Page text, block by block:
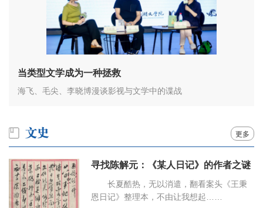
当类型文学成为一种拯救
海飞、毛尖、李晓博漫谈影视与文学中的谍战
更多
寻找陈解元：《某人日记》的作者之谜
长夏酷热，无以消遣，翻看案头《王秉
恩日记》整理本，不由让我想起……